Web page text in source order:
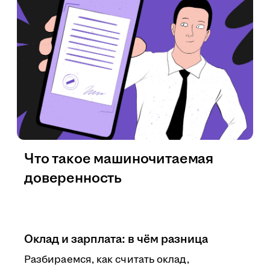
Оклад и зарплата: в чём разница
Разбираемся, как считать оклад,
Что такое машиночитаемая
доверенность